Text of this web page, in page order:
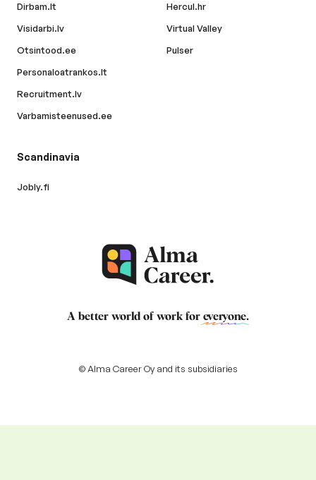
Dirbam.lt
Visidarbi.lv
Otsintood.ee
Personaloatrankos.lt
Recruitment.lv
Varbamisteenused.ee
Hercul.hr
Virtual Valley
Pulser
Scandinavia
Jobly.fi
A better world of work for everyone.
© Alma Career Oy and its subsidiaries